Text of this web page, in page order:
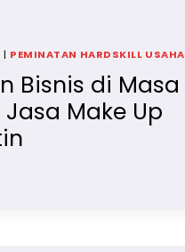
| PEMINATAN HARDSKILL USAHA
Bisnis di Masa
Jasa Make Up